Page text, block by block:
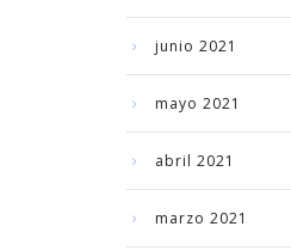
junio 2021
mayo 2021
abril 2021
marzo 2021